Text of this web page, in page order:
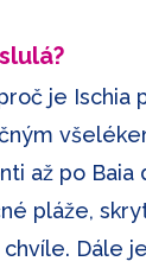
je Ischia
až po
pláže,
Dále